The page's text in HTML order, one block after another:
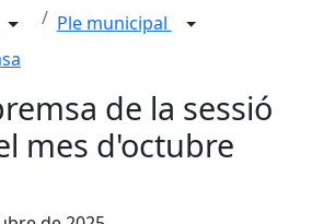
Ple municipal
de la sessió
mes d'octubre